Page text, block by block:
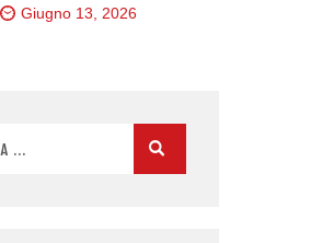
Giugno 13, 2026